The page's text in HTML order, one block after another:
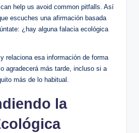
help us avoid common pitfalls. Así
escuches una afirmación basada
¿hay alguna falacia ecológica
relaciona esa información de forma
agradecerá más tarde, incluso si a
más de lo habitual.
la